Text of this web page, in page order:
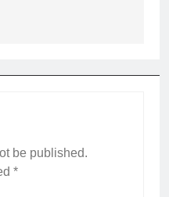
be published.
*